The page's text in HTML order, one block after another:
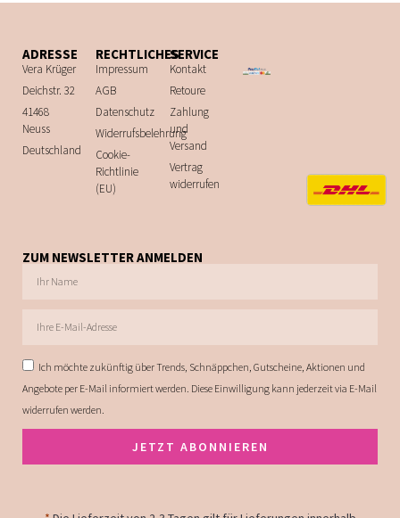
ADRESSE
Vera Krüger
Deichstr. 32
41468
Neuss
Deutschland
RECHTLICHES
Impressum
AGB
Datenschutz
Widerrufsbelehrung
Cookie-
Richtlinie
(EU)
SERVICE
Kontakt
Retoure
Zahlung
und
Versand
Vertrag
widerrufen
ZUM NEWSLETTER ANMELDEN
Ich möchte zukünftig über Trends, Schnäppchen, Gutscheine, Aktionen und
Angebote per E-Mail informiert werden. Diese Einwilligung kann jederzeit via E-Mail
widerrufen werden.
JETZT ABONNIEREN